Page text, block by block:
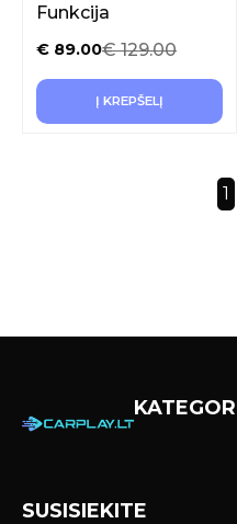
Funkcija
€129.00
€ 89.00
Į KREPŠELĮ
1
SUSISIEKITE